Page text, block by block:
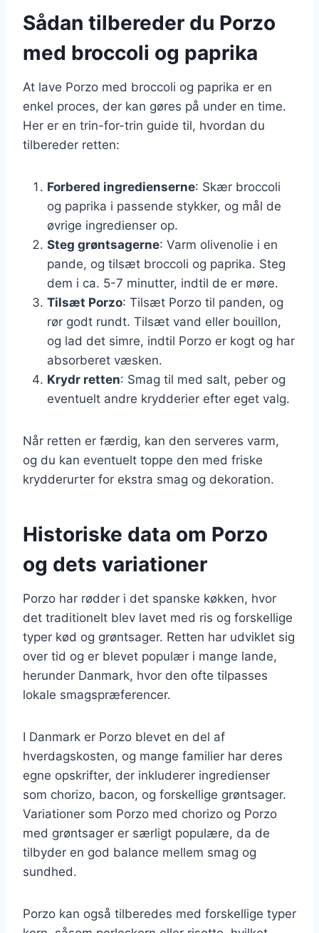
Sådan tilbereder du Porzo
med broccoli og paprika
At lave Porzo med broccoli og paprika er en
enkel proces, der kan gøres på under en time.
Her er en trin-for-trin guide til, hvordan du
tilbereder retten:
Forbered ingredienserne: Skær broccoli
og paprika i passende stykker, og mål de
øvrige ingredienser op.
Steg grøntsagerne: Varm olivenolie i en
pande, og tilsæt broccoli og paprika. Steg
dem i ca. 5-7 minutter, indtil de er møre.
Tilsæt Porzo: Tilsæt Porzo til panden, og
rør godt rundt. Tilsæt vand eller bouillon,
og lad det simre, indtil Porzo er kogt og har
absorberet væsken.
Krydr retten: Smag til med salt, peber og
eventuelt andre krydderier efter eget valg.
Når retten er færdig, kan den serveres varm,
og du kan eventuelt toppe den med friske
krydderurter for ekstra smag og dekoration.
Historiske data om Porzo
og dets variationer
Porzo har rødder i det spanske køkken, hvor
det traditionelt blev lavet med ris og forskellige
typer kød og grøntsager. Retten har udviklet sig
over tid og er blevet populær i mange lande,
herunder Danmark, hvor den ofte tilpasses
lokale smagspræferencer.
I Danmark er Porzo blevet en del af
hverdagskosten, og mange familier har deres
egne opskrifter, der inkluderer ingredienser
som chorizo, bacon, og forskellige grøntsager.
Variationer som Porzo med chorizo og Porzo
med grøntsager er særligt populære, da de
tilbyder en god balance mellem smag og
sundhed.
Porzo kan også tilberedes med forskellige typer